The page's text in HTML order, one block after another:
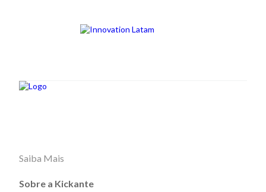
Saiba Mais
Sobre a Kickante